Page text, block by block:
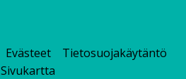
Evästeet
Tietosuojakäytäntö
Sivukartta